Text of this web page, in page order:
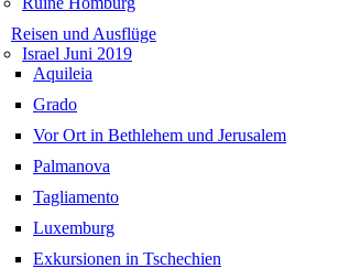
Reisen und Ausflüge
Israel Juni 2019
Aquileia
Grado
Vor Ort in Bethlehem und Jerusalem
Palmanova
Tagliamento
Luxemburg
Exkursionen in Tschechien